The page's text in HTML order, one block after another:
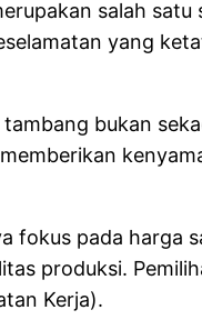
salah
yang
bukan
fokus pada harga
produksi.
Kerja).